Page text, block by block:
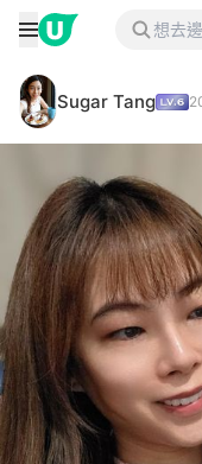
Sugar Tang